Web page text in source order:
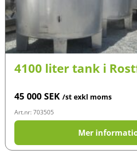
4100 liter tank i
45 000 SEK /st exkl moms
Art.nr: 703505
Mer